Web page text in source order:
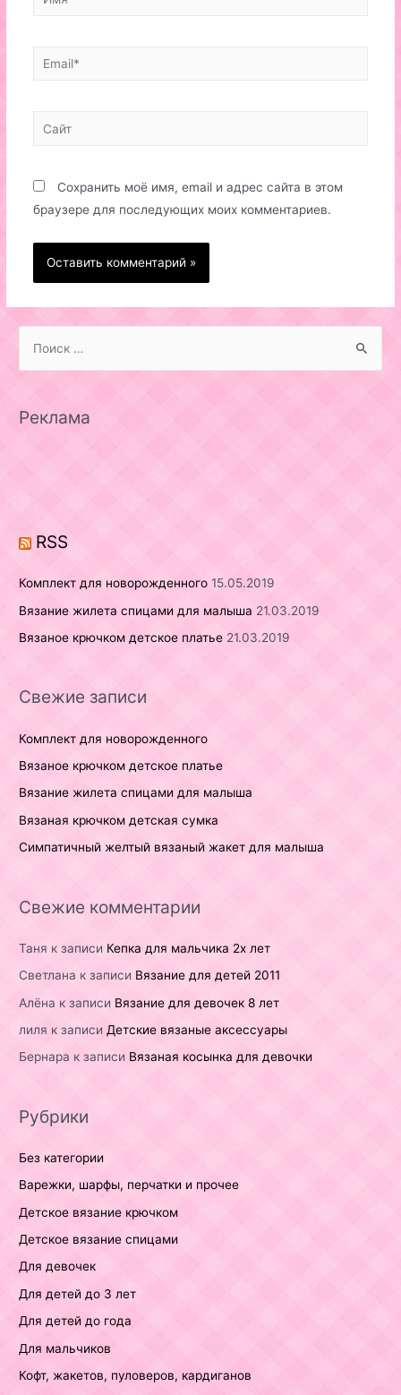
Email*
Сайт
Сохранить моё имя, email и адрес сайта в этом
браузере для последующих моих комментариев.
r
:
Реклама
RSS
Комплект для новорожденного 15.05.2019
Вязание жилета спицами для малыша 21.03.2019
Вязаное крючком детское платье 21.03.2019
Свежие записи
Комплект для новорожденного
Вязаное крючком детское платье
Вязание жилета спицами для малыша
Вязаная крючком детская сумка
Симпатичный желтый вязаный жакет для малыша
Свежие комментарии
Таня к записи Кепка для мальчика 2х лет
Светлана к записи Вязание для детей 2011
Алёна к записи Вязание для девочек 8 лет
лиля к записи Детские вязаные аксессуары
Бернара к записи Вязаная косынка для девочки
Рубрики
Без категории
Варежки, шарфы, перчатки и прочее
Детское вязание крючком
Детское вязание спицами
Для девочек
Для детей до 3 лет
Для детей до года
Для мальчиков
Кофт, жакетов, пуловеров, кардиганов